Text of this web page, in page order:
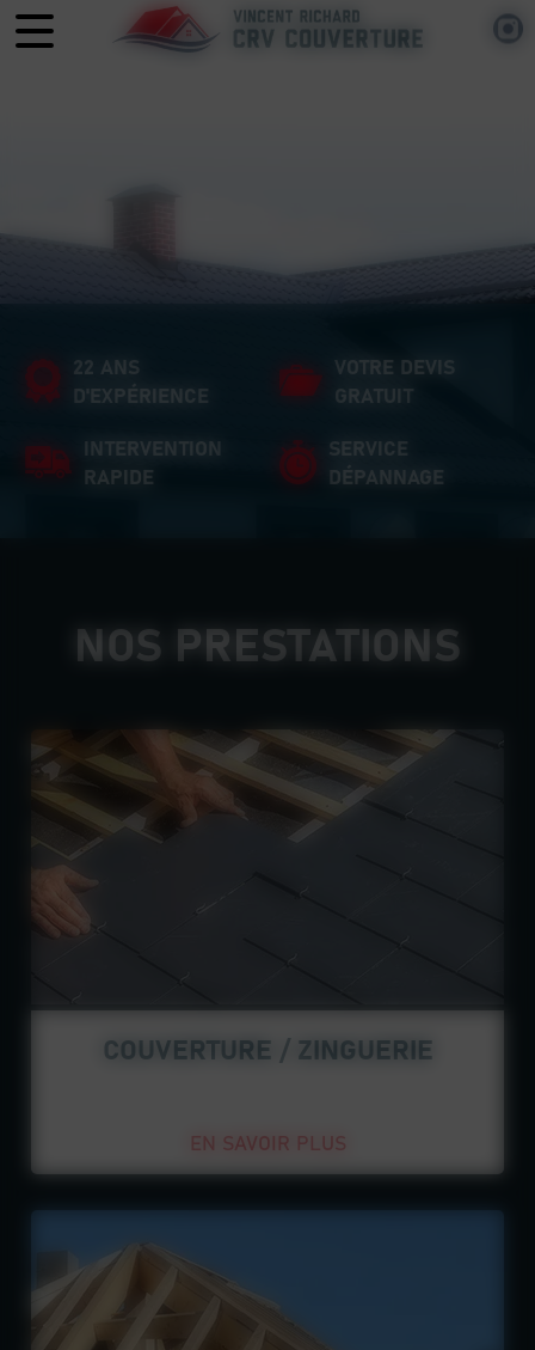
Panneau de gestion des cookies
22 ANS
D'EXPÉRIENCE
VOTRE DEVIS
GRATUIT
INTERVENTION
RAPIDE
SERVICE
DÉPANNAGE
NOS PRESTATIONS
COUVERTURE / ZINGUERIE
EN SAVOIR PLUS